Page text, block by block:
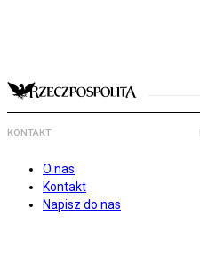
KONTAKT
O nas
Kontakt
Napisz do nas